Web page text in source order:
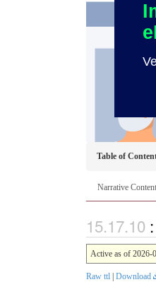
Table of
Narrative Content
Active as of 2026-
Raw ttl | Download